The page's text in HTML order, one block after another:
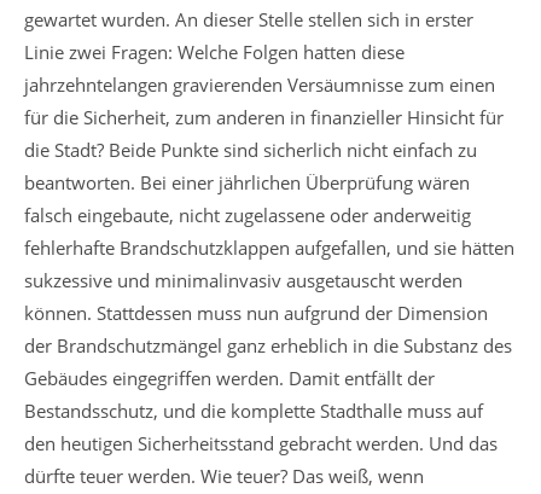
gewartet wurden. An dieser Stelle stellen sich in erster
Linie zwei Fragen: Welche Folgen hatten diese
jahrzehntelangen gravierenden Versäumnisse zum einen
für die Sicherheit, zum anderen in finanzieller Hinsicht für
die Stadt? Beide Punkte sind sicherlich nicht einfach zu
beantworten. Bei einer jährlichen Überprüfung wären
falsch eingebaute, nicht zugelassene oder anderweitig
fehlerhafte Brandschutzklappen aufgefallen, und sie hätten
sukzessive und minimalinvasiv ausgetauscht werden
können. Stattdessen muss nun aufgrund der Dimension
der Brandschutzmängel ganz erheblich in die Substanz des
Gebäudes eingegriffen werden. Damit entfällt der
Bestandsschutz, und die komplette Stadthalle muss auf
den heutigen Sicherheitsstand gebracht werden. Und das
dürfte teuer werden. Wie teuer? Das weiß, wenn